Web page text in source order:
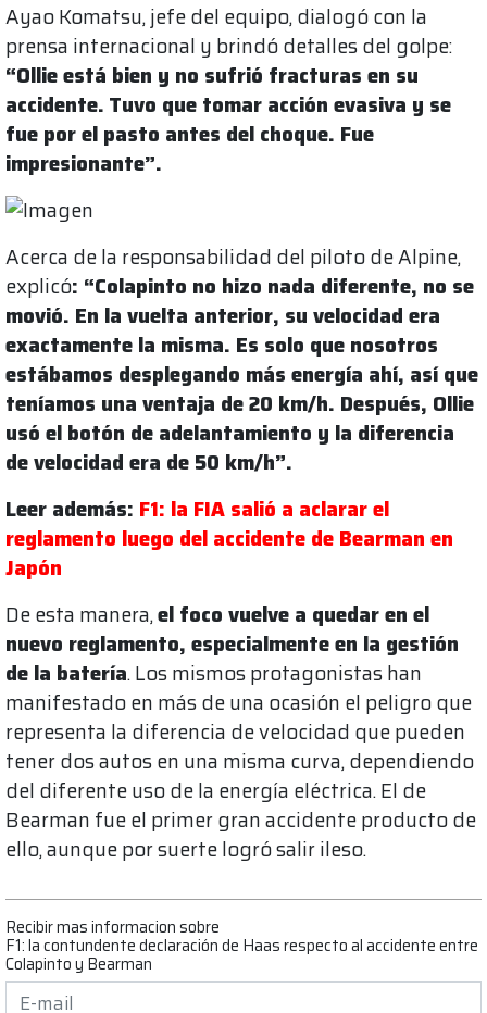
Ayao Komatsu, jefe del equipo, dialogó con la
prensa internacional y brindó detalles del golpe:
“Ollie está bien y no sufrió fracturas en su
accidente. Tuvo que tomar acción evasiva y se
fue por el pasto antes del choque. Fue
impresionante”.
Acerca de la responsabilidad del piloto de Alpine,
explicó: “Colapinto no hizo nada diferente, no se
movió. En la vuelta anterior, su velocidad era
exactamente la misma. Es solo que nosotros
estábamos desplegando más energía ahí, así que
teníamos una ventaja de 20 km/h. Después, Ollie
usó el botón de adelantamiento y la diferencia
de velocidad era de 50 km/h”.
Leer además: F1: la FIA salió a aclarar el
reglamento luego del accidente de Bearman en
Japón
De esta manera,el foco vuelve a quedar en el
nuevo reglamento, especialmente en la gestión
de la batería. Los mismos protagonistas han
manifestado en más de una ocasión el peligro que
representa la diferencia de velocidad que pueden
tener dos autos en una misma curva, dependiendo
del diferente uso de la energía eléctrica. El de
Bearman fue el primer gran accidente producto de
ello, aunque por suerte logró salir ileso.
Recibir mas informacion sobre
F1: la contundente declaración de Haas respecto al accidente entre
Colapinto y Bearman